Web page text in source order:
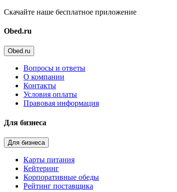
Скачайте наше бесплатное приложение
Obed.ru
Obed.ru
Вопросы и ответы
О компании
Контакты
Условия оплаты
Правовая информация
Для бизнеса
Для бизнеса
Карты питания
Кейтеринг
Корпоративные обеды
Рейтинг поставщика